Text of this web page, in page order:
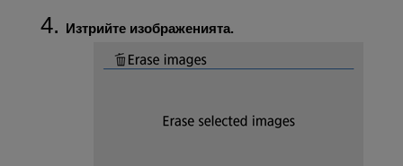
Изтрийте изображенията.